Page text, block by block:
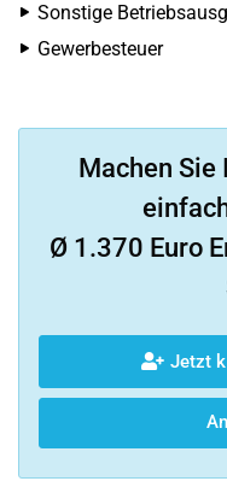
Sonstige
Gewerbesteuer
Machen Sie
Ø 1.370 Euro
Jetzt